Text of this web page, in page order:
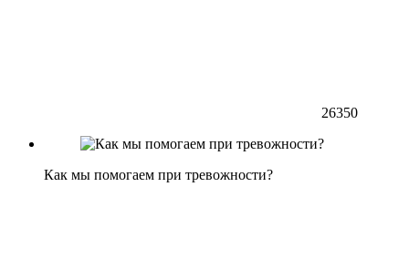
26350
Как мы помогаем при тревожности?